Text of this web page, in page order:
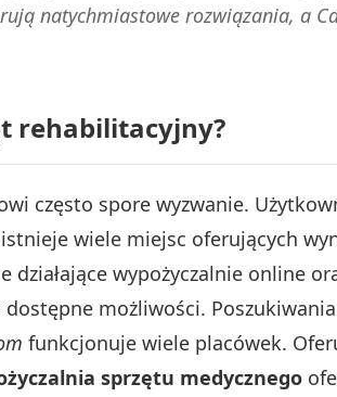
natychmiastowe rozwiązania, a
rehabilitacyjny?
często spore wyzwanie.
wiele miejsc oferujących
wypożyczalnie online
możliwości.
funkcjonuje wiele placówek.
sprzętu medycznego